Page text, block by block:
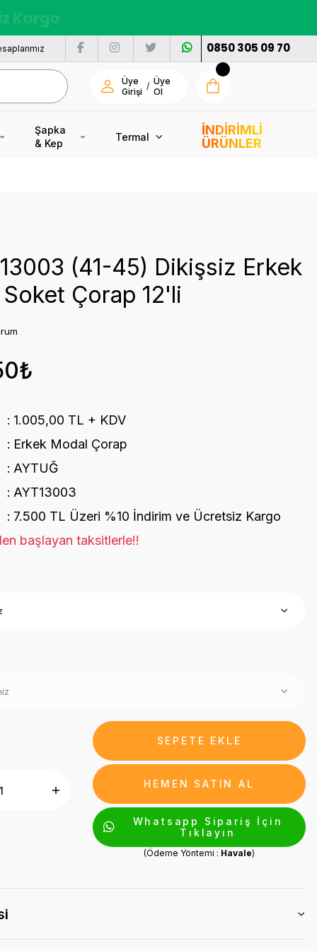
0850 305 09 70
Üye
Girişi
/ Üye
Ol
Şapka
& Kep
Termal
İNDİRİMLİ
ÜRÜNLER
(41-45) Dikişsiz Erkek
Çorap 12'li
1.005,00 TL + KDV
Erkek Modal Çorap
AYTUĞ
AYT13003
7.500 TL Üzeri %10 İndirim ve Ücretsiz Kargo
başlayan taksitlerle!!
SEPETE EKLE
HEMEN SATIN AL
Whatsapp Sipariş İçin
Tıklayın
(Ödeme Yöntemi : Havale)